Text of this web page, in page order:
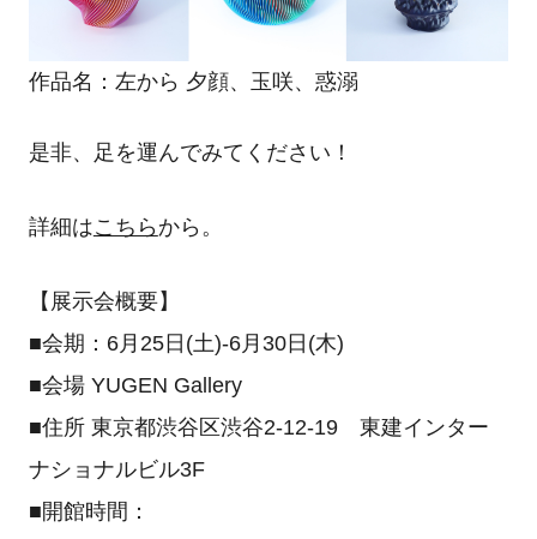
作品名：左から 夕顔、玉咲、惑溺
是非、足を運んでみてください！
詳細はこちらから。
【展示会概要】
■会期：6月25日(土)-6月30日(木)
■会場 YUGEN Gallery
■住所 東京都渋谷区渋谷2-12-19 東建インター
ナショナルビル3F
■開館時間：